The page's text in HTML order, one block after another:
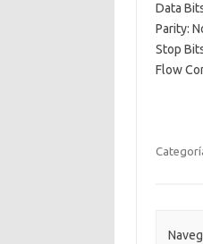
Data
Parity:
Stop
Flow